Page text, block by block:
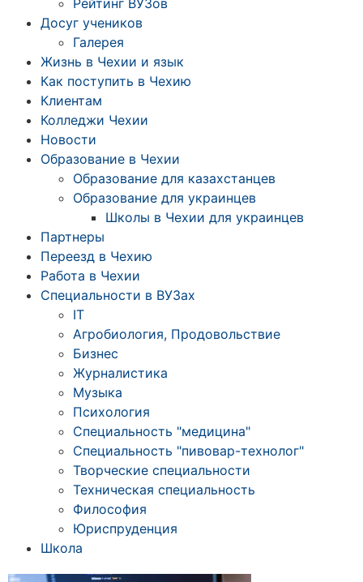
Рейтинг ВУЗов
Досуг учеников
Галерея
Жизнь в Чехии и язык
Как поступить в Чехию
Клиентам
Колледжи Чехии
Новости
Образование в Чехии
Образование для казахстанцев
Образование для украинцев
Школы в Чехии для украинцев
Партнеры
Переезд в Чехию
Работа в Чехии
Специальности в ВУЗах
IT
Агробиология, Продовольствие
Бизнес
Журналистика
Музыка
Психология
Специальность "медицина"
Специальность "пивовар-технолог"
Творческие специальности
Техническая специальность
Философия
Юриспруденция
Школа